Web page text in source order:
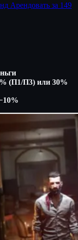
Арендовать за 149
(П1/П3) или 30%